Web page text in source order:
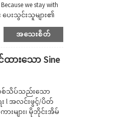
we stay with
ေးသွင်းသူများ၏
အခါ OEM စက်ရုံ
အသေးစိတ်
ထားသော Sine
စ်လစ်သိပ်သည်းသော
း l အလင်းဖွင့်/ပိတ်
းများ၊ မိုဘိုင်းအိမ်